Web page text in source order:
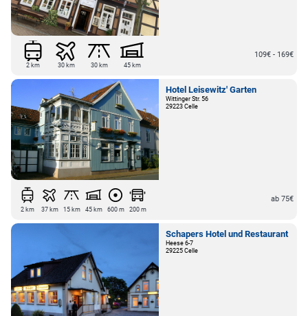
2 km 30 km 30 km 45 km
109€ - 169€
Hotel Leisewitz' Garten
Wittinger Str. 56
29223 Celle
2 km 37 km 15 km 45 km 600 m 200 m
ab 75€
Schapers Hotel und Restaurant
Heese 6-7
29225 Celle